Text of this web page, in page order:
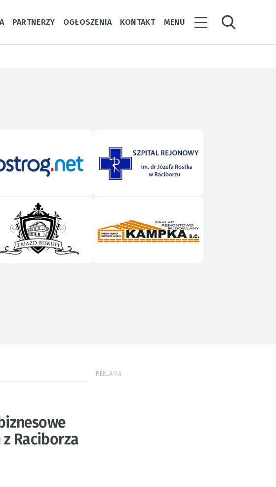
PARTNERZY OGŁOSZENIA KONTAKT MENU
Raciborza
REKLAMA